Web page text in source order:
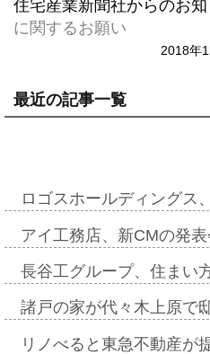
住宅産業新聞社からのお知
に関するお願い
2018年
最近の記事一覧
ロゴスホールディングス
アイ工務店、新CMの発
長谷工グループ、住まい
諸戸の家が代々木上原で
リノべると東急不動産